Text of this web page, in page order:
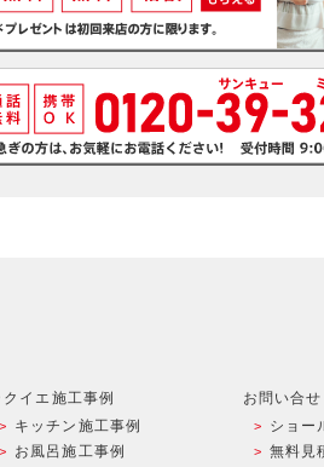
クイエ施工事例
キッチン施工事例
お風呂施工事例
お問い合せ
ショー
無料見